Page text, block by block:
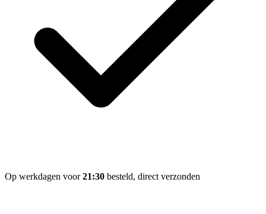
Op werkdagen voor21:30 besteld, direct verzonden